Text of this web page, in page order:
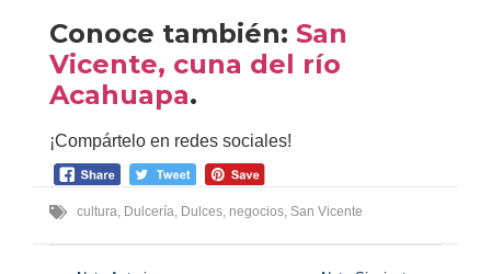
Conoce también: San
Vicente, cuna del río
Acahuapa.
¡Compártelo en redes sociales!
cultura Dulcería Dulces negocios San Vicente